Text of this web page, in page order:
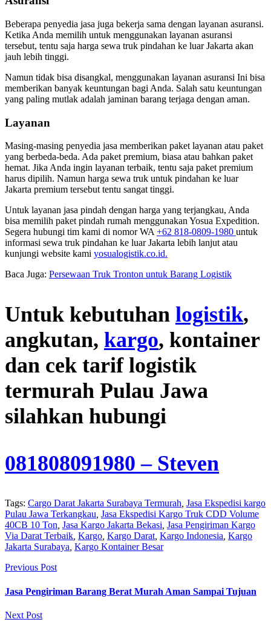
Beberapa penyedia jasa juga bekerja sama dengan layanan asuransi.
Ketika Anda memilih untuk menggunakan layanan asuransi
tersebut, tentu saja harga sewa truk pindahan ke luar Jakarta akan
jauh lebih tinggi.
Namun tidak bisa disangkal, menggunakan layanan asuransi Ini bisa
memberikan banyak keuntungan bagi Anda. Salah satu keuntungan
yang paling mutlak adalah jaminan barang terjaga dengan aman.
Layanan
Masing-masing penyedia jasa memberikan paket layanan atau paket
yang berbeda-beda. Ada paket premium, biasa atau bahkan paket
hemat. Jika Anda ingin layanan terbaik, tentu saja paket premium
harus dipilih. Namun harga sewa truk untuk pindahan ke luar
Jakarta premium tersebut tentu sangat tinggi.
Untuk layanan jasa pindah dengan harga yang terjangkau, Anda
bisa memilih paket pindah rumah menggunakan Yosua Expedition.
Segera hubungi tim kami di nomor WA +62 818-0809-1980 untuk
informasi sewa truk pindahan ke luar Jakarta lebih lanjut atau
kunjungi website kami yosualogistik.co.id.
Baca Juga: Persewaan Truk Tronton untuk Barang Logistik
Untuk kebutuhan logistik,
angkutan, kargo, kontainer
dan cek tarif logistik
termurah Pulau Jawa
silahkan hubungi
081808091980 – Steven
Tags: Cargo Darat Jakarta Surabaya Termurah Jasa Ekspedisi kargo
Pulau Jawa Terkangkau Jasa Ekspedisi Kargo Truk CDD Volume
40CB 10 Ton Jasa Kargo Jakarta Bekasi Jasa Pengiriman Kargo
Via Darat Terbaik Kargo Kargo Darat Kargo Indonesia Kargo
Jakarta Surabaya Kargo Kontainer Besar
Previous Post
Jasa Pengiriman Barang Berat Murah Aman Sampai Tujuan
Next Post